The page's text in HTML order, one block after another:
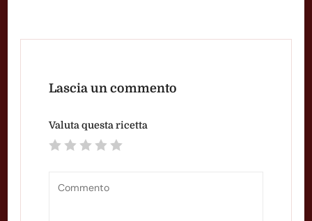
Lascia un commento
Valuta questa ricetta